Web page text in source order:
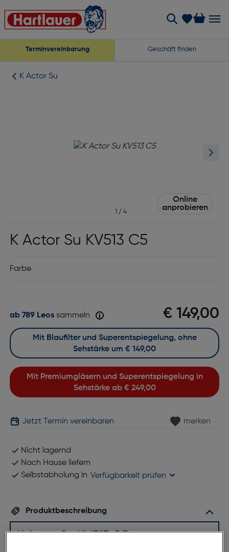
Terminvereinbarung Geschäft finden
K Actor Su
1 / 4
Online
anprobieren
K Actor Su KV513 C5
Farbe
€ 149,00
ab 789 Leossammeln
Mit Premiumgläsern und Superentspiegelung in
Sehstärke ab € 249,00
Mit Blaufilter und Superentspiegelung, ohne
Sehstärke um € 149,00
Jetzt Termin vereinbaren merken
Nicht lagernd
Nach Hause liefern
Selbstabholung in Verfügbarkeit prüfen
Produktbeschreibung
K Actor Su KV513 C5